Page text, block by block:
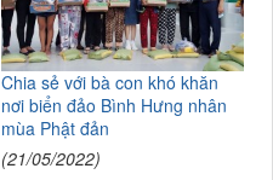
Chia sẻ với bà con khó khăn
nơi biển đảo Bình Hưng nhân
mùa Phật đản
(21/05/2022)